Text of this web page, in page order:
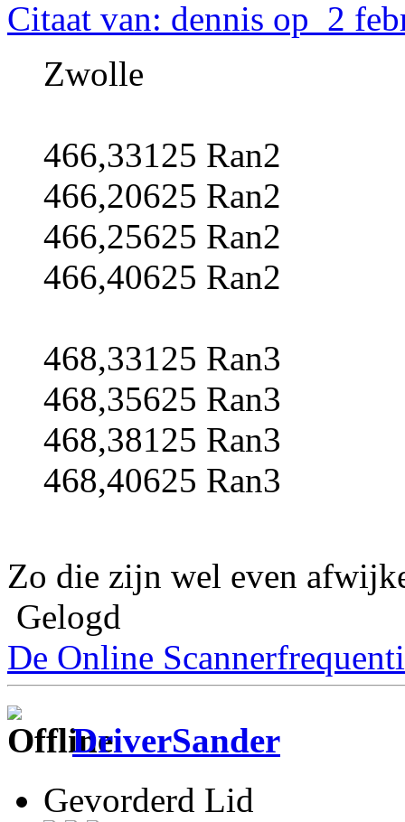
Citaat van: dennis op 2
Zwolle
466,33125 Ran2
466,20625 Ran2
466,25625 Ran2
466,40625 Ran2
468,33125 Ran3
468,35625 Ran3
468,38125 Ran3
468,40625 Ran3
Zo die zijn wel even
Gelogd
De Online
DriverSander
Gevorderd Lid